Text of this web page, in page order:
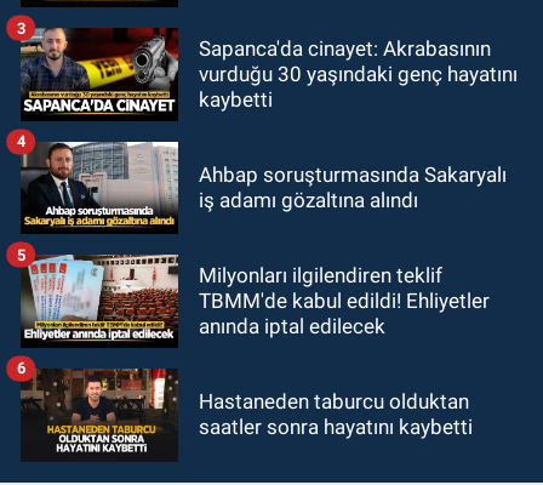
Sapanca'da cinayet: Akrabasının
vurduğu 30 yaşındaki genç hayatını
kaybetti
3
Ahbap soruşturmasında Sakaryalı
iş adamı gözaltına alındı
4
Milyonları ilgilendiren teklif
TBMM'de kabul edildi! Ehliyetler
anında iptal edilecek
5
Hastaneden taburcu olduktan
saatler sonra hayatını kaybetti
6